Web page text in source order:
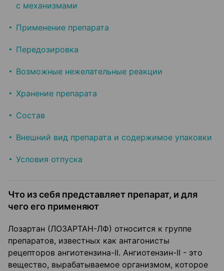
с механизмами
Применение препарата
Передозировка
Возможные нежелательные реакции
Хранение препарата
Состав
Внешний вид препарата и содержимое упаковки
Условия отпуска
Что из себя представляет препарат, и для
чего его применяют
Лозартан (ЛОЗАРТАН-ЛФ) относится к группе
препаратов, известных как антагонисты
рецепторов ангиотензина-II. Ангиотензин-II - это
вещество, вырабатываемое организмом, которое